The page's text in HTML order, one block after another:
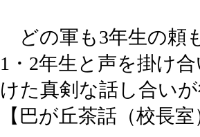
どの軍も3年生の頼
1・2年生と声を掛け
けた真剣な話し合い
【巴が丘茶話（校長